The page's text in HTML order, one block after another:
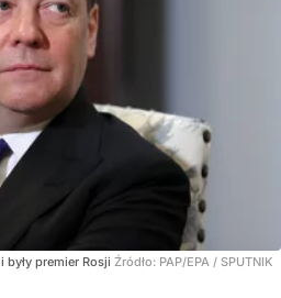
były premier Rosji Źródło: PAP/EPA / SPUTNIK